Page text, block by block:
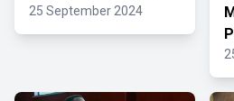
25 September 2024